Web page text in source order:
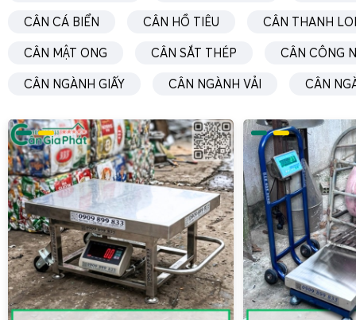
CÂN CÁ BIỂN CÂN HỒ TIÊU CÂN THANH
CÂN MẬT ONG CÂN SẮT THÉP CÂN CÔNG
CÂN NGÀNH GIẤY CÂN NGÀNH VẢI CÂN